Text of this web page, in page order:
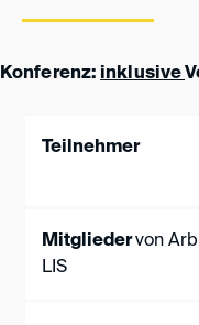
Konferenz: inklusive
Teilnehmer
Mitgliedervon
LIS